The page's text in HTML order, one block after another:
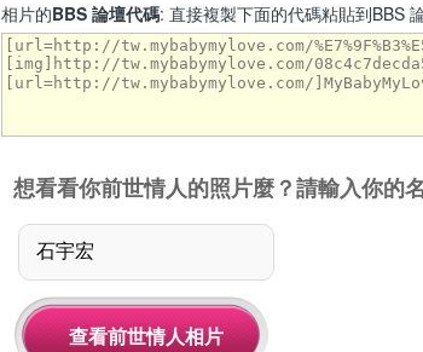
相片的BBS 論壇代碼: 直接複製下面的代碼粘貼到BBS
想看看你前世情人的照片麼？請輸入你的